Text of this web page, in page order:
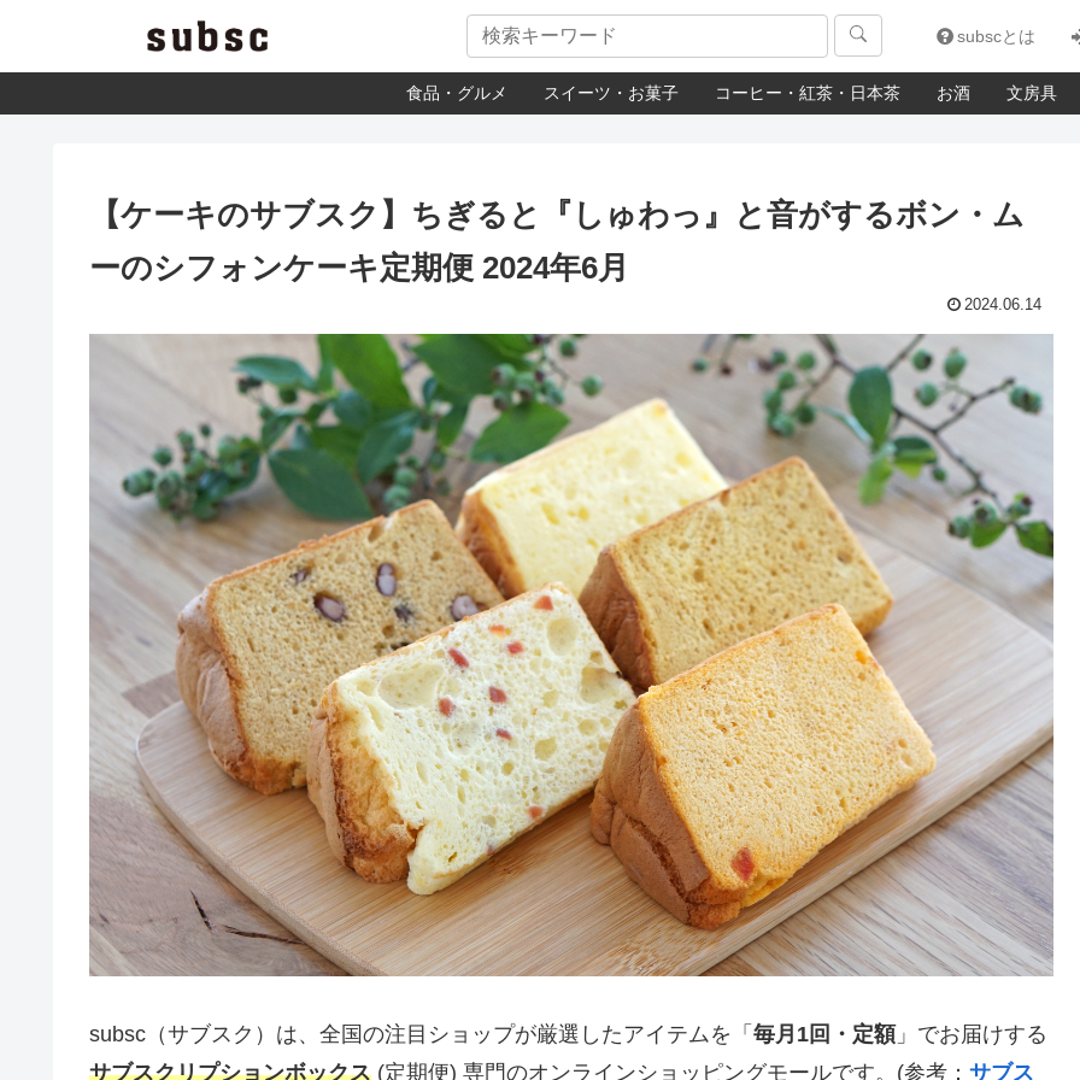
subscとは
食品・グルメ スイーツ・お菓子 コーヒー・紅茶・日本茶 お酒 文房具
【ケーキのサブスク】ちぎると『しゅわっ』と音がするボン・ム
ーのシフォンケーキ定期便 2024年6月
2024.06.14
subsc（サブスク）は、全国の注目ショップが厳選したアイテムを「 毎月1回・定額 」でお届けする
サブスクリプションボックス (定期便) 専門のオンラインショッピングモールです。(参考： サブス